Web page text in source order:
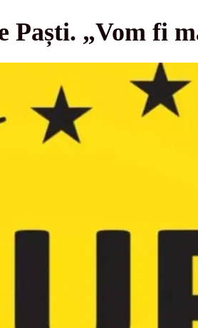
„Vom fi